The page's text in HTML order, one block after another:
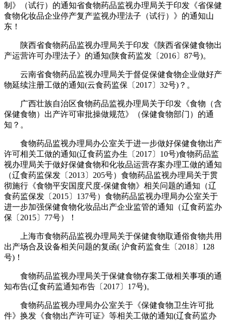
制》（试行）的通知省食物药品监视办理局关于印发《省保健
食物化妆品企业停产复产监视办理法子（试行）》的通知山
东！
陕西省食物药品监视办理局关于印发《陕西省保健食物出
产运营许可办理法子》的通知(陕食药监发〔2016〕87号)。
云南省食物药品监视办理局关于督促保健食物企业做好产
物延续注册工做的通知(云食药监保〔2017〕32号)？。
广西壮族自治区食物药品监视办理局关于印发《食物（含
保健食物）出产许可审批操做规范》（保健食物部门）的通
知？。
食物药品监视办理局办公室关于进一步做好保健食物出产
许可相关工做的通知(辽食药监办生〔2017〕10号)食物药品监
视办理局关于做好保健食物和化妆品运营存案办理工做的通知
（辽食药监保发〔2013〕205号）食物药品监视办理局关于贯
彻施行《食物平安国度尺度-保健食物》相关问题的通知（辽
食药监保发〔2015〕137号）食物药品监视办理局办公室关于
进一步加强保健食物化妆品出产企业监管的通知（辽食药监办
保〔2015〕77号）！
上海市食物药品监视办理局关于保健食物取通俗食物共用
出产场合及设备相关问题的复函( 沪食药监食生〔2018〕128
号)！
食物药品监视办理局关于保健食物存案工做相关事项的通
知布告(辽食药监通知布告〔2017〕17号)。
食物药品监视办理局办公室关于《保健食物卫生许可批
件》换发《食物出产许可证》等相关工做的通知(辽食药监办